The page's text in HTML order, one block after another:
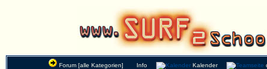
Forum [alle Kategorien] Info Kalender